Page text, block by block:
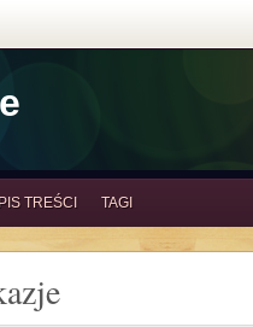
TREŚCI TAGI